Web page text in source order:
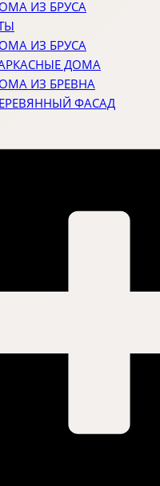
ИЗ БРУСА
ИЗ БРУСА
ДОМА
ИЗ БРЕВНА
ФАСАД